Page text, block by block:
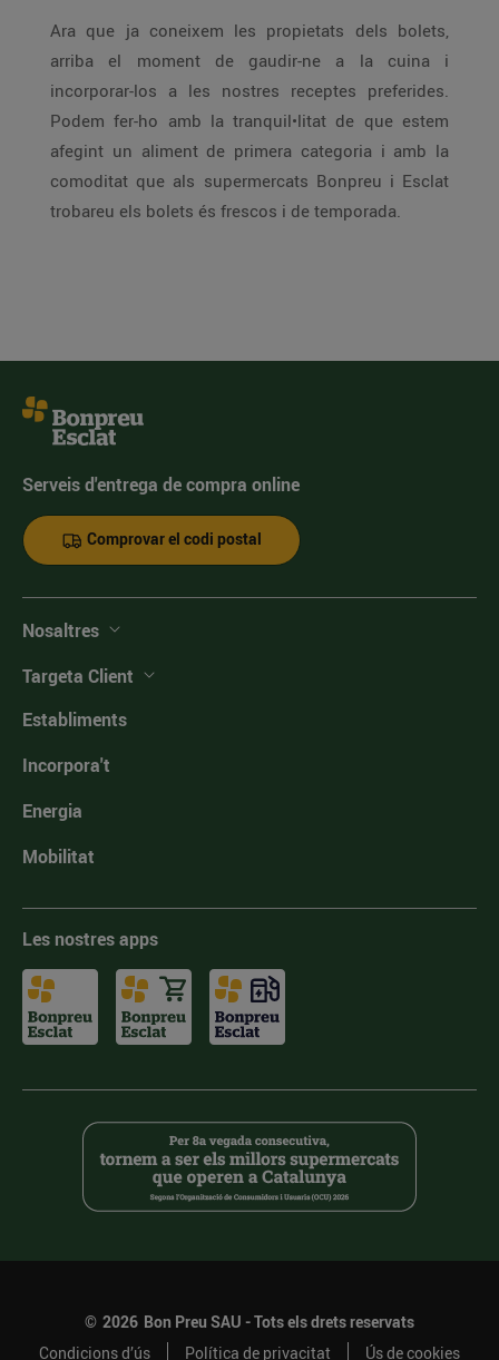
Ara que ja coneixem les propietats dels bolets,
arriba el moment de gaudir-ne a la cuina i
incorporar-los a les nostres receptes preferides.
Podem fer-ho amb la tranquil•litat de que estem
afegint un aliment de primera categoria i amb la
comoditat que als supermercats Bonpreu i Esclat
trobareu els bolets és frescos i de temporada.
Serveis d'entrega de compra online
Comprovar el codi postal
Nosaltres
Targeta Client
Establiments
Incorpora't
Energia
Mobilitat
Les nostres apps
© 2026 Bon Preu SAU - Tots els drets reservats
Condicions d’ús
Política de privacitat Ús de cookies